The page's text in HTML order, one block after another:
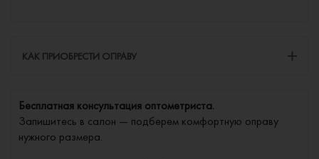
КАК ПРИОБРЕСТИ ОПРАВУ
Бесплатная консультация оптометриста.
Запишитесь в салон — подберем комфортную оправу
нужного размера.